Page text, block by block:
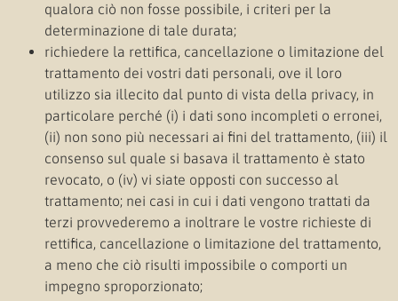
qualora ciò non fosse possibile, i criteri per la
determinazione di tale durata;
richiedere la rettifica, cancellazione o limitazione del
trattamento dei vostri dati personali, ove il loro
utilizzo sia illecito dal punto di vista della privacy, in
particolare perché (i) i dati sono incompleti o erronei,
(ii) non sono più necessari ai fini del trattamento, (iii) il
consenso sul quale si basava il trattamento è stato
revocato, o (iv) vi siate opposti con successo al
trattamento; nei casi in cui i dati vengono trattati da
terzi provvederemo a inoltrare le vostre richieste di
rettifica, cancellazione o limitazione del trattamento,
a meno che ciò risulti impossibile o comporti un
impegno sproporzionato;